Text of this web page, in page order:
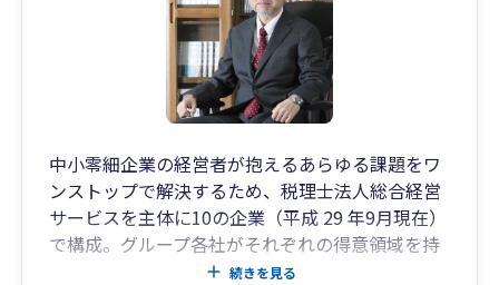
中小零細企業の経営者が抱えるあらゆる課題をワ
ンストップで解決するため、税理士法人総合経営
サービスを主体に10の企業（平成 29 年9月現在）
で構成。グループ各社がそれぞれの得意領域を持
つことで、総合的に経営をサポートします。ま
続きを見る